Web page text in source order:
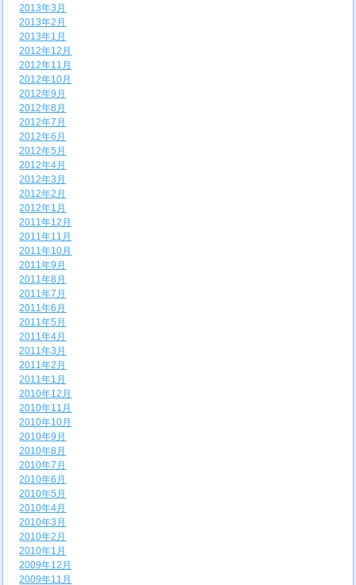
2013年3月
2013年2月
2013年1月
2012年12月
2012年11月
2012年10月
2012年9月
2012年8月
2012年7月
2012年6月
2012年5月
2012年4月
2012年3月
2012年2月
2012年1月
2011年12月
2011年11月
2011年10月
2011年9月
2011年8月
2011年7月
2011年6月
2011年5月
2011年4月
2011年3月
2011年2月
2011年1月
2010年12月
2010年11月
2010年10月
2010年9月
2010年8月
2010年7月
2010年6月
2010年5月
2010年4月
2010年3月
2010年2月
2010年1月
2009年12月
2009年11月